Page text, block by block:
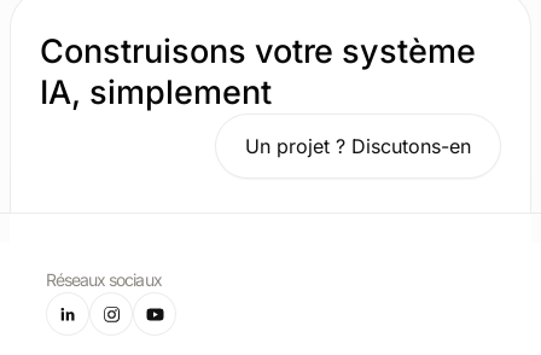
Construisons votre système
IA, simplement
Un projet ? Discutons-en
Réseaux sociaux